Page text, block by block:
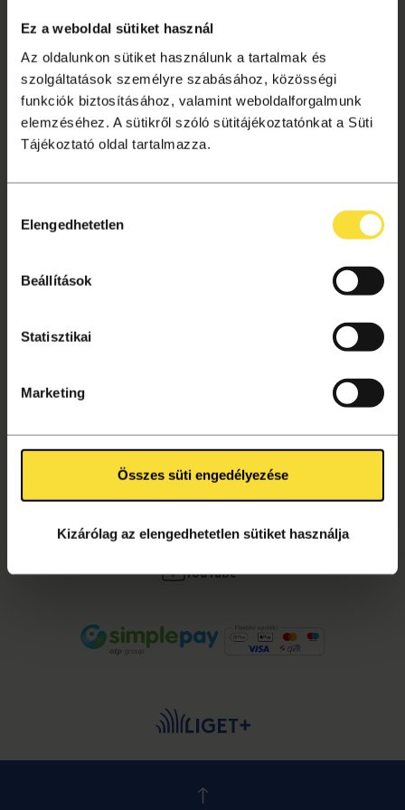
Ez a weboldal sütiket használ
Az oldalunkon sütiket használunk a tartalmak és
szolgáltatások személyre szabásához, közösségi
funkciók biztosításához, valamint weboldalforgalmunk
elemzéséhez. A sütikről szóló sütitájékoztatónkat a Süti
Tájékoztató oldal tartalmazza.
kiválasztása
Elengedhetetlen
Beállítások
Statisztikai
Marketing
Összes süti engedélyezése
Kizárólag az elengedhetetlen sütiket használja
Tagságok
Gyakori kérdések
Jegyvásárlás
Ajándékutalvány
KÖVESS MINKET!
YouTube